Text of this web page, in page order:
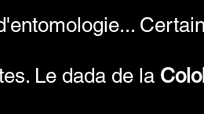
Le dada de la